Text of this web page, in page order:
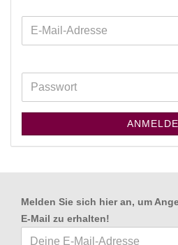
Melden Sie sich hier an, um
E-Mail zu erhalten!